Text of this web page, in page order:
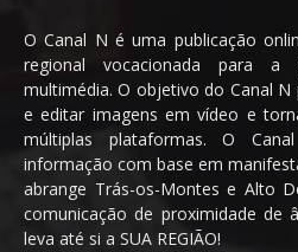
O Canal N é uma publicação
regional vocacionada para a
multimédia. O objetivo do Canal
e editar imagens em vídeo e
múltiplas plataformas. O
informação com base em
abrange Trás-os-Montes e Alto
comunicação de proximidade de
leva até si a SUA REGIÃO!